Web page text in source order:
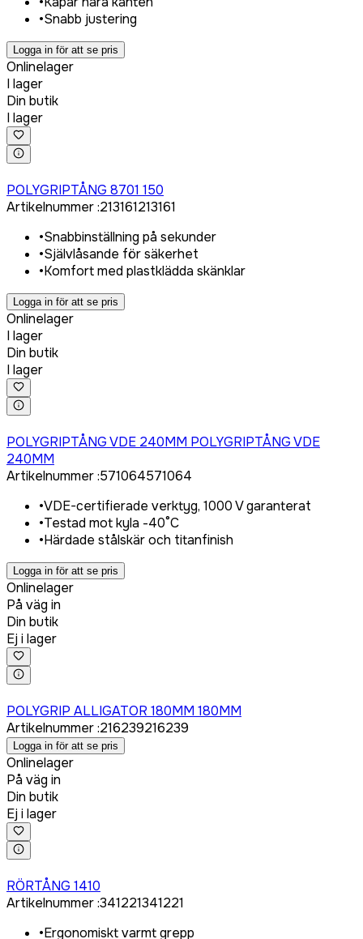
•Snabb justering
Logga in för att se pris
Onlinelager
I lager
Din butik
I lager
POLYGRIPTÅNG 8701 150
Artikelnummer:213161213161
•Snabbinställning på sekunder
•Självlåsande för säkerhet
•Komfort med plastklädda skänklar
Logga in för att se pris
Onlinelager
I lager
Din butik
I lager
POLYGRIPTÅNG VDE 240MM POLYGRIPTÅNG VDE
240MM
Artikelnummer:571064571064
•VDE-certifierade verktyg, 1000 V garanterat
•Testad mot kyla -40°C
•Härdade stålskär och titanfinish
Logga in för att se pris
Onlinelager
På väg in
Din butik
Ej i lager
POLYGRIP ALLIGATOR 180MM 180MM
Artikelnummer:216239216239
Logga in för att se pris
Onlinelager
På väg in
Din butik
Ej i lager
RÖRTÅNG 1410
Artikelnummer:341221341221
•Ergonomiskt varmt grepp